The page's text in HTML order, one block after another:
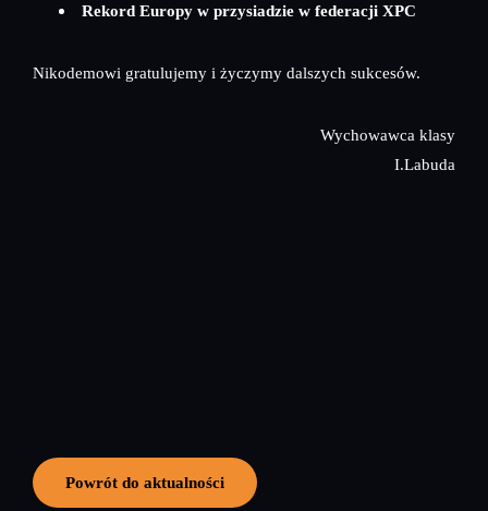
Rekord Europy w przysiadzie w federacji XPC
Nikodemowi gratulujemy i życzymy dalszych sukcesów.
Wychowawca klasy
I.Labuda
Powrót do aktualności